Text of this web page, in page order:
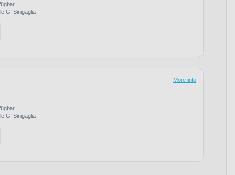
G. Sinigaglia
G. Sinigaglia
More info